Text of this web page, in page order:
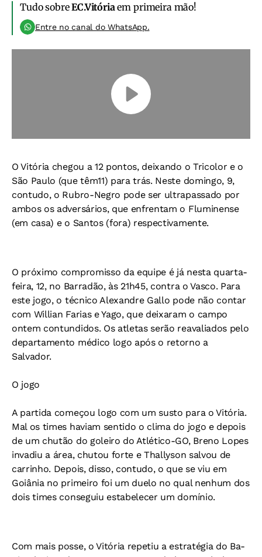
Tudo sobreEC.Vitória em primeira mão!
Entre no canal do WhatsApp.
O Vitória chegou a 12 pontos, deixando o Tricolor e o
São Paulo (que têm11) para trás. Neste domingo, 9,
contudo, o Rubro-Negro pode ser ultrapassado por
ambos os adversários, que enfrentam o Fluminense
(em casa) e o Santos (fora) respectivamente.
O próximo compromisso da equipe é já nesta quarta-
feira, 12, no Barradão, às 21h45, contra o Vasco. Para
este jogo, o técnico Alexandre Gallo pode não contar
com Willian Farias e Yago, que deixaram o campo
ontem contundidos. Os atletas serão reavaliados pelo
departamento médico logo após o retorno a
Salvador.
O jogo
A partida começou logo com um susto para o Vitória.
Mal os times haviam sentido o clima do jogo e depois
de um chutão do goleiro do Atlético-GO, Breno Lopes
invadiu a área, chutou forte e Thallyson salvou de
carrinho. Depois, disso, contudo, o que se viu em
Goiânia no primeiro foi um duelo no qual nenhum dos
dois times conseguiu estabelecer um domínio.
Com mais posse, o Vitória repetiu a estratégia do Ba-